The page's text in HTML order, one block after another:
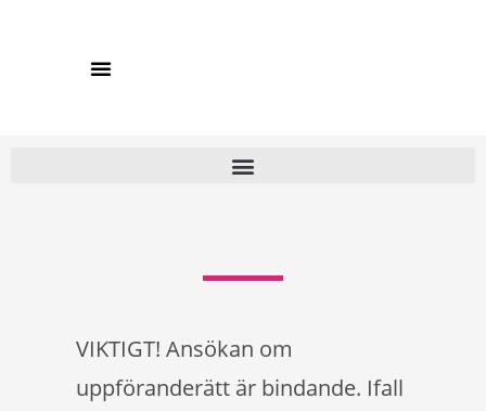
VIKTIGT! Ansökan om
uppföranderätt är bindande. Ifall